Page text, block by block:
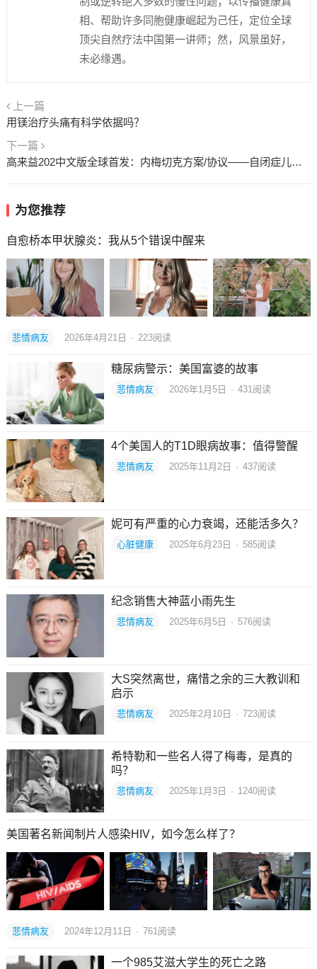
相、帮助许多同胞健康崛起为己任，定位全球
顶尖自然疗法中国第一讲师；然，风景虽好，
未必缘遇。
上一篇
用镁治疗头痛有科学依据吗？
下一篇
高来益202中文版全球首发：内梅切克方案/协议——自闭症儿童患者的福音
为您推荐
自愈桥本甲状腺炎：我从5个错误中醒来
悲情病友 2026年4月21日 · 223阅读
糖尿病警示：美国富婆的故事
悲情病友 2026年1月5日 · 431 阅读
4个美国人的T1D眼病故事：值得警醒
悲情病友 2025年11月2日 · 437阅读
妮可有严重的心力衰竭，还能活多久？
心脏健康 2025年6月23日 · 585阅读
纪念销售大神蓝小雨先生
悲情病友 2025年6月5日 · 576阅读
大S突然离世，痛惜之余的三大教训和
启示
悲情病友 2025年2月10日 · 723阅读
希特勒和一些名人得了梅毒，是真的
吗？
悲情病友 2025年1月3日 · 1240阅读
美国著名新闻制片人感染HIV，如今怎么样了？
悲情病友 2024年12月11日 · 761阅读
一个985艾滋大学生的死亡之路